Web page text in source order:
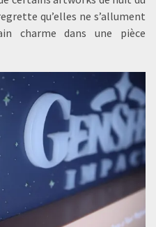
qu’elles ne s’allument
charme dans une pièce